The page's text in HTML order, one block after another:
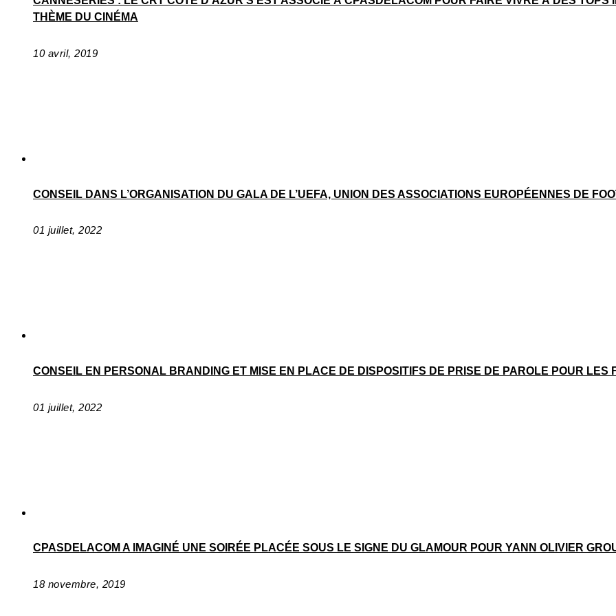
THÈME DU CINÉMA
10 avril, 2019
CONSEIL DANS L’ORGANISATION DU GALA DE L’UEFA, UNION DES ASSOCIATIONS EUROPÉENNES DE
01 juillet, 2022
CONSEIL EN PERSONAL BRANDING ET MISE EN PLACE DE DISPOSITIFS DE PRISE DE PAROLE POUR
01 juillet, 2022
CPASDELACOM A IMAGINÉ UNE SOIRÉE PLACÉE SOUS LE SIGNE DU GLAMOUR POUR YANN OLIVIER
18 novembre, 2019